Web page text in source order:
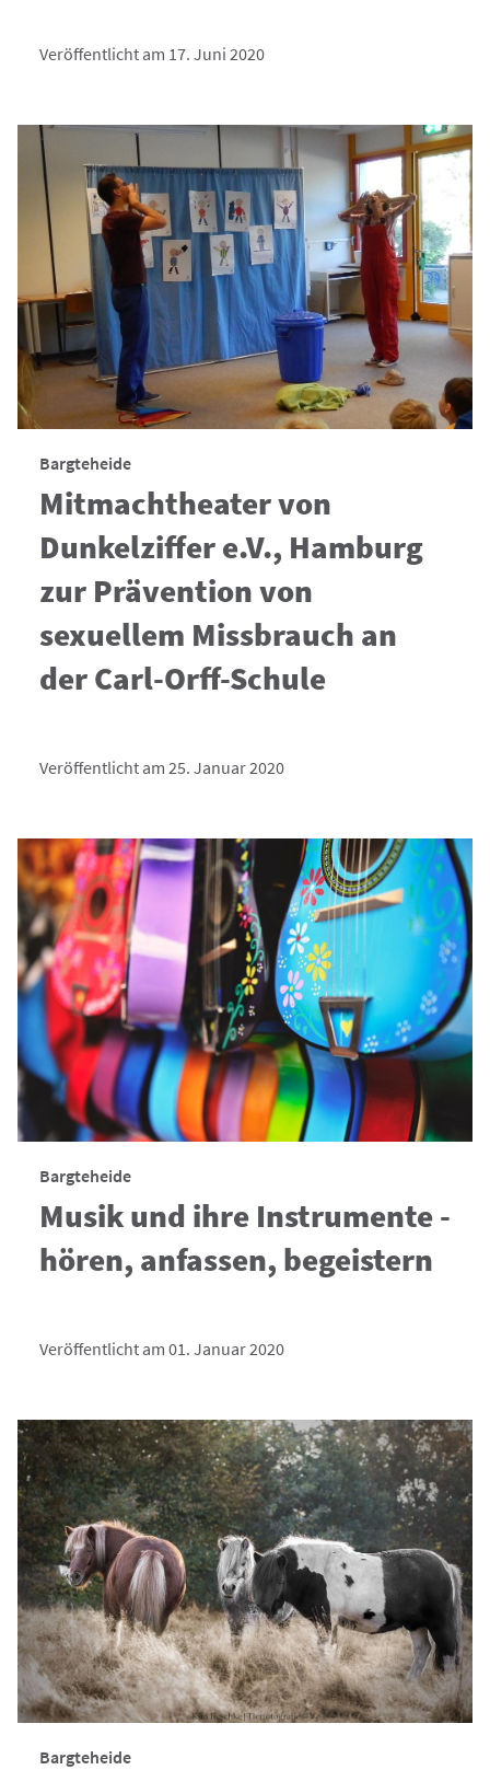
Veröffentlicht am 17. Juni 2020
Bargteheide
Mitmachtheater von
Dunkelziffer e.V., Hamburg
zur Prävention von
sexuellem Missbrauch an
der Carl-Orff-Schule
Veröffentlicht am 25. Januar 2020
Bargteheide
Musik und ihre Instrumente -
hören, anfassen, begeistern
Veröffentlicht am 01. Januar 2020
Bargteheide